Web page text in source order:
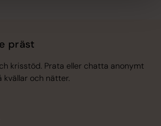
präst
krisstöd. Prata eller chatta anonymt
kvällar och nätter.